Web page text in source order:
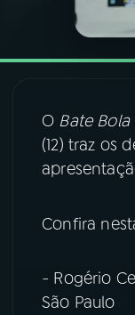
ÚLTIMAS
08FESTIVAL
ACOMPANHE A
O Bate
(12) traz os
Confira
- Rogério
São Paulo